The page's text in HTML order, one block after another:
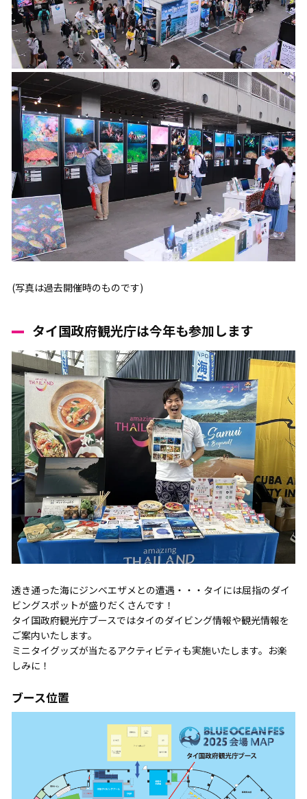
(写真は過去開催時のものです)
タイ国政府観光庁は今年も参加します
透き通った海にジンベエザメとの遭遇・・・タイには屈指のダイ
ビングスポットが盛りだくさんです！
タイ国政府観光庁ブースではタイのダイビング情報や観光情報を
ご案内いたします。
ミニタイグッズが当たるアクティビティも実施いたします。お楽
しみに！
ブース位置